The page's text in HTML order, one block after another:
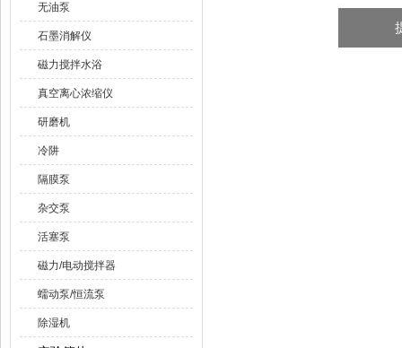
无油泵
石墨消解仪
磁力搅拌水浴
真空离心浓缩仪
研磨机
冷阱
隔膜泵
杂交泵
活塞泵
磁力/电动搅拌器
蠕动泵/恒流泵
除湿机